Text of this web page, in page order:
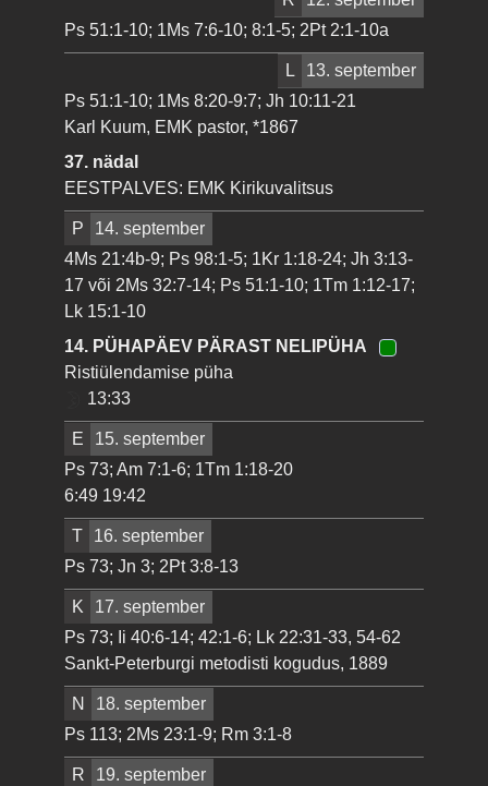
Ps 51:1-10; 1Ms 7:6-10; 8:1-5; 2Pt 2:1-10a
L
13. september
Ps 51:1-10; 1Ms 8:20-9:7; Jh 10:11-21
Karl Kuum, EMK pastor, *1867
37. nädal
EESTPALVES: EMK Kirikuvalitsus
P
14. september
4Ms 21:4b-9; Ps 98:1-5; 1Kr 1:18-24; Jh 3:13-
17 või 2Ms 32:7-14; Ps 51:1-10; 1Tm 1:12-17;
Lk 15:1-10
14. PÜHAPÄEV PÄRAST NELIPÜHA
Ristiülendamise püha
13:33
E
15. september
Ps 73; Am 7:1-6; 1Tm 1:18-20
6:49 19:42
T
16. september
Ps 73; Jn 3; 2Pt 3:8-13
K
17. september
Ps 73; Ii 40:6-14; 42:1-6; Lk 22:31-33, 54-62
Sankt-Peterburgi metodisti kogudus, 1889
N
18. september
Ps 113; 2Ms 23:1-9; Rm 3:1-8
R
19. september